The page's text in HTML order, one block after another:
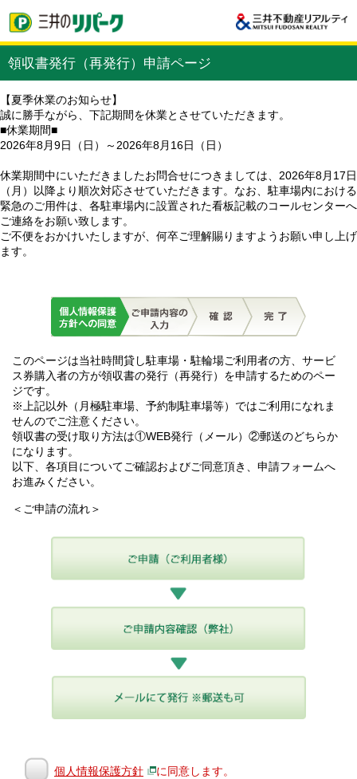
領収書発行（再発行）申請ページ
【夏季休業のお知らせ】
誠に勝手ながら、下記期間を休業とさせていただきます。
■休業期間■
2026年8月9日（日）～2026年8月16日（日）
休業期間中にいただきましたお問合せにつきましては、2026年8月17日
（月）以降より順次対応させていただきます。なお、駐車場内における
緊急のご用件は、各駐車場内に設置された看板記載のコールセンターへ
ご連絡をお願い致します。
ご不便をおかけいたしますが、何卒ご理解賜りますようお願い申し上げ
ます。
このページは当社時間貸し駐車場・駐輪場ご利用者の方、サービ
ス券購入者の方が領収書の発行（再発行）を申請するためのペー
ジです。
※上記以外（月極駐車場、予約制駐車場等）ではご利用になれま
せんのでご注意ください。
領収書の受け取り方法は①WEB発行（メール）②郵送のどちらか
になります。
以下、各項目についてご確認およびご同意頂き、申請フォームへ
お進みください。
＜ご申請の流れ＞
個人情報保護方針 に同意します。